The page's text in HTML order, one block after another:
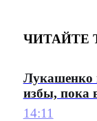
ЧИТАЙТЕ
Лукашенко
избы, пока
14:11